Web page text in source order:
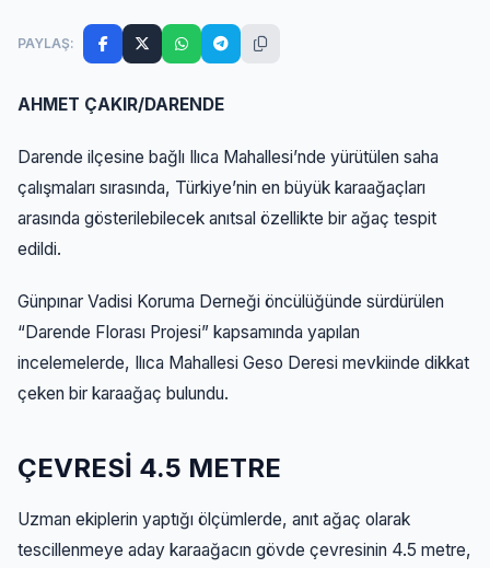
PAYLAŞ:
AHMET ÇAKIR/DARENDE
Darende ilçesine bağlı Ilıca Mahallesi’nde yürütülen saha
çalışmaları sırasında, Türkiye’nin en büyük karaağaçları
arasında gösterilebilecek anıtsal özellikte bir ağaç tespit
edildi.
Günpınar Vadisi Koruma Derneği öncülüğünde sürdürülen
“Darende Florası Projesi” kapsamında yapılan
incelemelerde, Ilıca Mahallesi Geso Deresi mevkiinde dikkat
çeken bir karaağaç bulundu.
ÇEVRESİ 4.5 METRE
Uzman ekiplerin yaptığı ölçümlerde, anıt ağaç olarak
tescillenmeye aday karaağacın gövde çevresinin 4.5 metre,